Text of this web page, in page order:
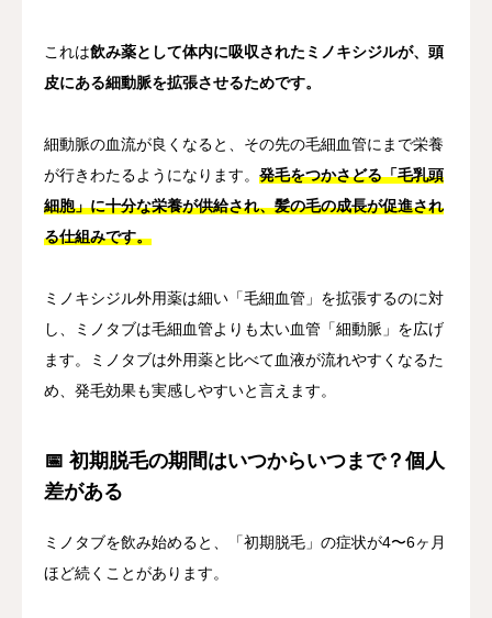
これは飲み薬として体内に吸収されたミノキシジルが、頭
皮にある細動脈を拡張させるためです。
細動脈の血流が良くなると、その先の毛細血管にまで栄養
が行きわたるようになります。 発毛をつかさどる「毛乳頭
細胞」に十分な栄養が供給され、髪の毛の成長が促進され
る仕組みです。
ミノキシジル外用薬は細い「毛細血管」を拡張するのに対
し、ミノタブは毛細血管よりも太い血管「細動脈」を広げ
ます。ミノタブは外用薬と比べて血液が流れやすくなるた
め、発毛効果も実感しやすいと言えます。
📅 初期脱毛の期間はいつからいつまで？個人
差がある
ミノタブを飲み始めると、「初期脱毛」の症状が4〜6ヶ月
ほど続くことがあります。